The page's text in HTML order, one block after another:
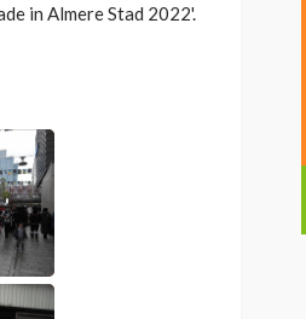
in Almere Stad 2022'.